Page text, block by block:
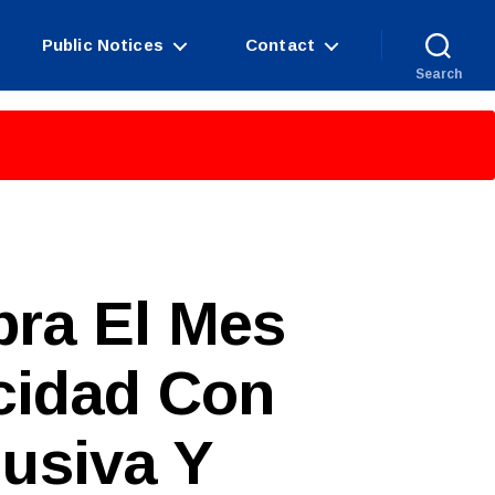
Public Notices Contact
Search
El Mes
Con
Y